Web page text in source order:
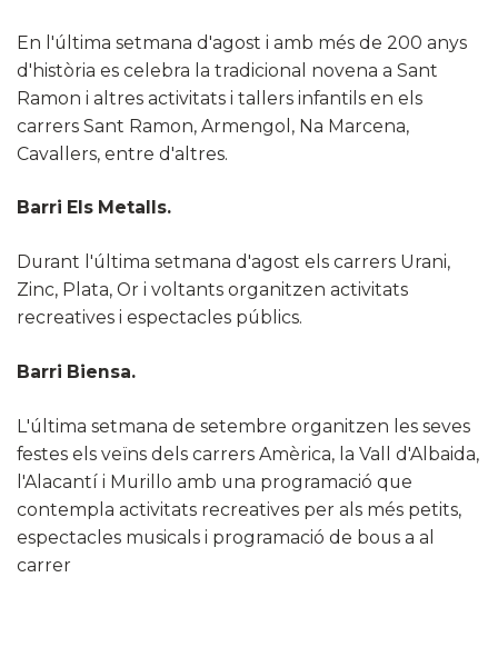
En l'última setmana d'agost i amb més de 200 anys
d'història es celebra la tradicional novena a Sant
Ramon i altres activitats i tallers infantils en els
carrers Sant Ramon, Armengol, Na Marcena,
Cavallers, entre d'altres.
Barri Els Metalls.
Durant l'última setmana d'agost els carrers Urani,
Zinc, Plata, Or i voltants organitzen activitats
recreatives i espectacles públics.
Barri Biensa.
L'última setmana de setembre organitzen les seves
festes els veïns dels carrers Amèrica, la Vall d'Albaida,
l'Alacantí i Murillo amb una programació que
contempla activitats recreatives per als més petits,
espectacles musicals i programació de bous a al
carrer